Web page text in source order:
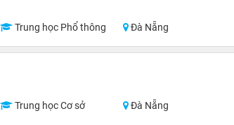
Trung học Phổ thông Đà Nẵng
Trung học Cơ sở Đà Nẵng